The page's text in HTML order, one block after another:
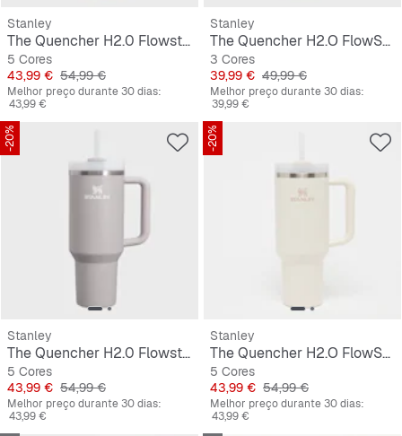
Stanley
The Quencher H2.0 Flowstate Tumbler | 1,2L
5 Cores
Preço
43,99 € Preço original
54,99 €
Melhor preço durante 30 dias:
43,99 €
Stanley
The Quencher H2.O FlowState Tumbler | 0,9L
3 Cores
Preço
39,99 € Preço original
49,99 €
Melhor preço durante 30 dias:
39,99 €
-20%
Stanley
The Quencher H2.0 Flowstate Tumbler | 1,2L
5 Cores
Preço
43,99 € Preço original
54,99 €
Melhor preço durante 30 dias:
43,99 €
-20%
Stanley
The Quencher H2.O FlowState Tumbler | 1,2L
5 Cores
Preço
43,99 € Preço original
54,99 €
Melhor preço durante 30 dias:
43,99 €